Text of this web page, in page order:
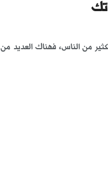
من الناس، فهناك العديد من